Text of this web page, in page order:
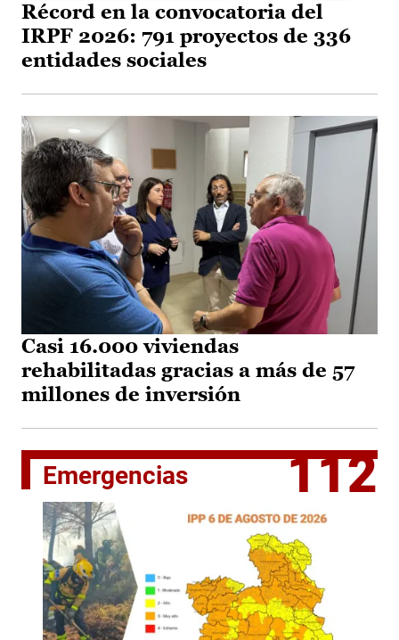
Récord en la convocatoria del
IRPF 2026: 791 proyectos de 336
entidades sociales
Casi 16.000 viviendas
rehabilitadas gracias a más de 57
millones de inversión
Emergencias 112